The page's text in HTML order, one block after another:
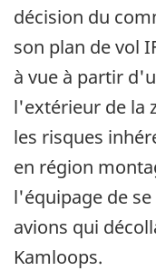
décision du
son plan de vol
à vue à partir
l'extérieur de la
les risques
en région
l'équipage de
avions qui
Kamloops.